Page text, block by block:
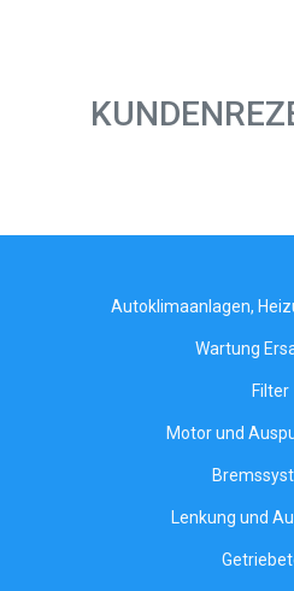
Autoklimaanlagen,
Wartung
Filter
Motor und
Lenkung und